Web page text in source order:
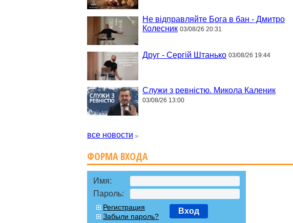
Не відправляйте Бога в бан - Дмитро
Колесник 03/08/26 20:31
Друг - Сергій Штанько 03/08/26 19:44
Служи з ревністю. Микола Каленик
03/08/26 13:00
все новости
ФОРМА ВХОДА
Имя:
Пароль:
Регистрация
Забыли пароль?
Вход